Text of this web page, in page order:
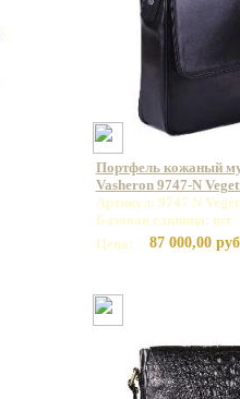
Портфель кожаный
Vasheron 9747-N
Артикул: 9747 N
Базовая единица: шт
Цена:
87 000,00